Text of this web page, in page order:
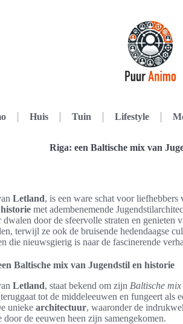
Huis Tuin Lifestyle
Riga: een Baltische mix van
Letland, is een ware schat voor liefhebbers
historie met adembenemende
dwalen door de sfeervolle straten en genieten
terwijl ze ook de bruisende hedendaagse
die nieuwsgierig is naar de fascinerende
Baltische mix van Jugendstil en historie
Letland, staat bekend om zijn Baltische mix
tot de middeleeuwen en fungeert
unieke architectuur, waaronder de
de eeuwen heen zijn samengekomen.